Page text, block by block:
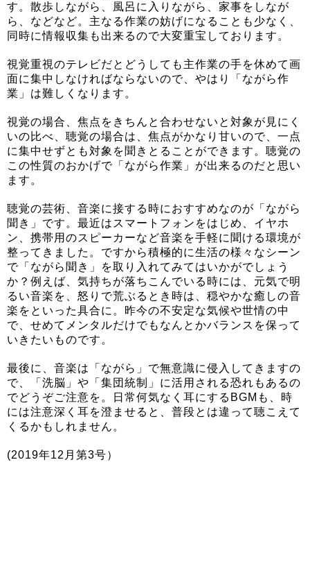
す。散歩しながら、風呂に入りながら、家事をしなが
ら、などなど。主なる作業の妨げになることも少なく、
同時に情報収集も出来るので大変重宝しております。
視覚重視のテレビだとどうしても主作業の手を休めて画
面に集中しなければならないので、やはり「ながら作
業」は難しくなります。
視覚の場合、焦点をきちんと合わせないと対象が見にく
いの比べ、聴覚の場合は、焦点がかなり甘いので、一点
に集中せずとも対象を聞きとることができます。聴覚の
この性質のおかげで「ながら作業」が出来るのだと思い
ます。
聴覚の芸術、音楽に接する時におすすめなのが「ながら
聞き」です。最近はスマートフォンをはじめ、イヤホ
ン、携帯用のスピーカーなど音楽を手軽に聞ける環境が
整ってきました。ですから積極的に生活の様々なシーン
で「ながら聞き」を取り入れてみてはいかがでしょう
か？例えば、気持ちが落ちこんでいる時には、元気で明
るい音楽を、怒りで荒ぶるとき時は、穏やかな癒しの音
楽をといった具合に。昨今の不安定な気候や世情の中
で、せめてメンタルだけでもなんとかバランスを保って
いきたいものです。
最後に、音楽は「ながら」で無意識に侵入してきますの
で、「洗脳」や「集団統制」に活用される恐れもあるの
でどうぞご注意を。日常何気なく耳にするBGMも、時
には注意深く耳を澄ませると、普段とは違って聴こえて
くるかもしれません。
(2019年12月第3号）